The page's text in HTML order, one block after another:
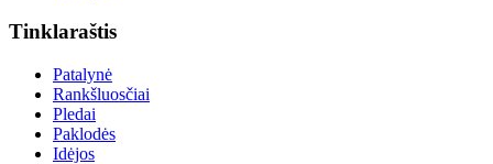
Tinklaraštis
Patalynė
Rankšluosčiai
Pledai
Paklodės
Idėjos